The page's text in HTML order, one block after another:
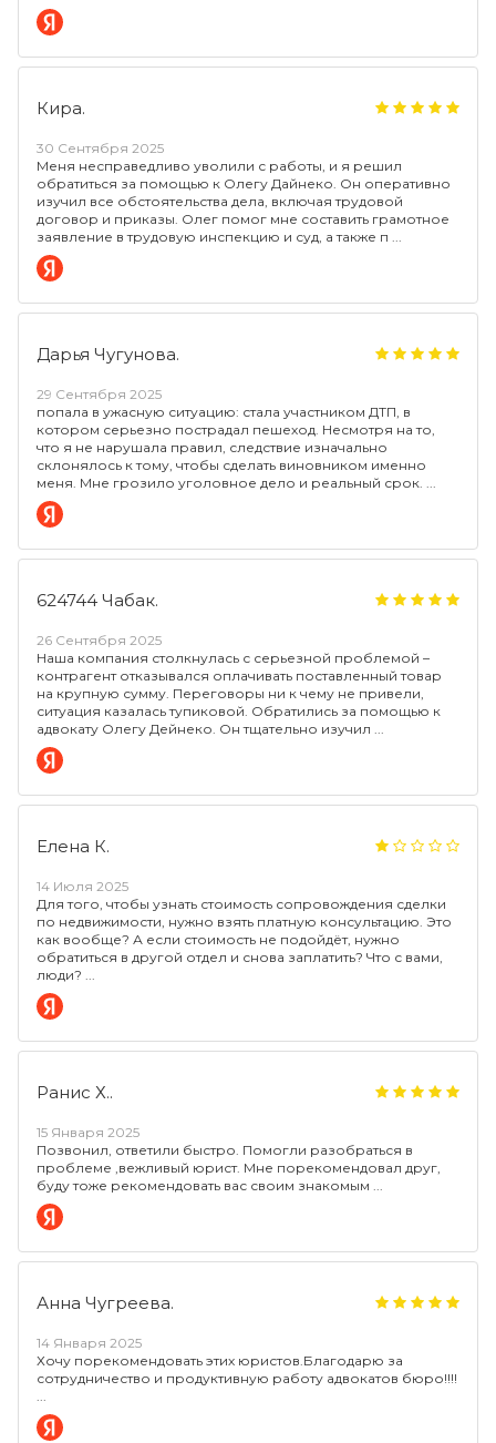
Кира.
30 Сентября 2025
Меня несправедливо уволили с работы, и я решил
обратиться за помощью к Олегу Дайнеко. Он оперативно
изучил все обстоятельства дела, включая трудовой
договор и приказы. Олег помог мне составить грамотное
заявление в трудовую инспекцию и суд, а также п
Дарья Чугунова.
29 Сентября 2025
попала в ужасную ситуацию: стала участником ДТП, в
котором серьезно пострадал пешеход. Несмотря на то,
что я не нарушала правил, следствие изначально
склонялось к тому, чтобы сделать виновником именно
меня. Мне грозило уголовное дело и реальный срок.
624744 Чабак.
26 Сентября 2025
Наша компания столкнулась с серьезной проблемой –
контрагент отказывался оплачивать поставленный товар
на крупную сумму. Переговоры ни к чему не привели,
ситуация казалась тупиковой. Обратились за помощью к
адвокату Олегу Дейнеко. Он тщательно изучил
Елена К.
14 Июля 2025
Для того, чтобы узнать стоимость сопровождения сделки
по недвижимости, нужно взять платную консультацию. Это
как вообще? А если стоимость не подойдёт, нужно
обратиться в другой отдел и снова заплатить? Что с вами,
люди?
Ранис Х..
15 Января 2025
Позвонил, ответили быстро. Помогли разобраться в
проблеме ,вежливый юрист. Мне порекомендовал друг,
буду тоже рекомендовать вас своим знакомым
Анна Чугреева.
14 Января 2025
Хочу порекомендовать этих юристов.Благодарю за
сотрудничество и продуктивную работу адвокатов бюро!!!!